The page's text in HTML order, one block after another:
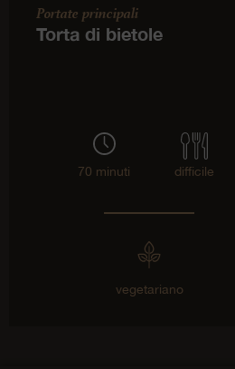
Portate principali
Torta di bietole
70 minuti difficile
vegetariano